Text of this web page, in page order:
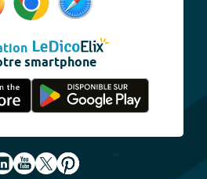
smartphone